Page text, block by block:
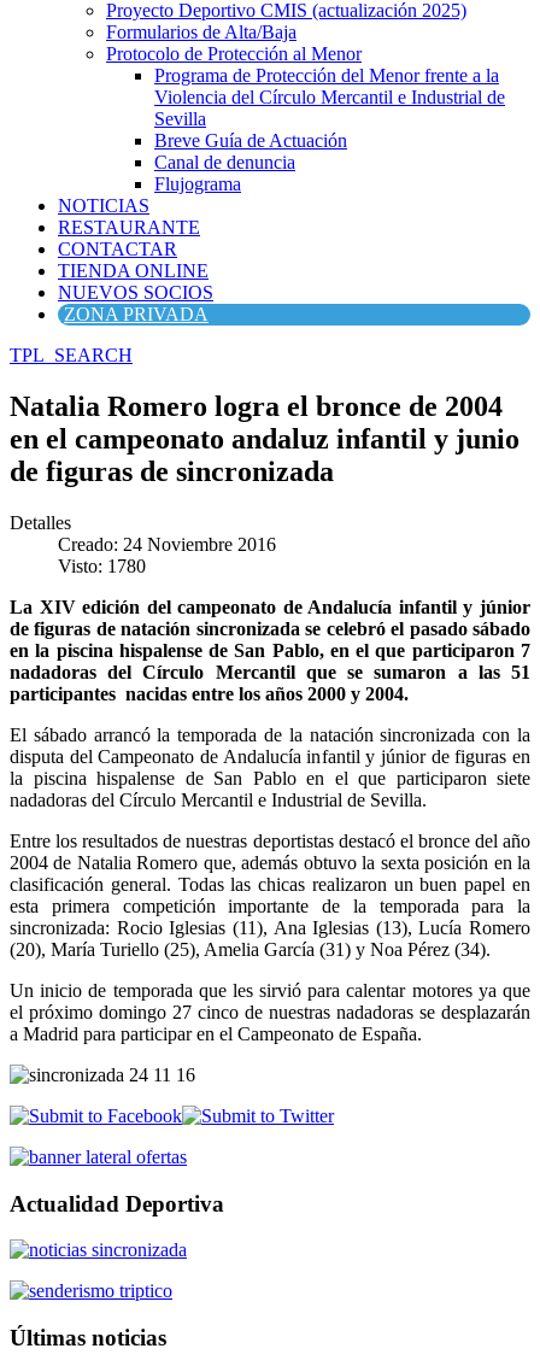
Proyecto Deportivo CMIS (actualización 2025)
Formularios de Alta/Baja
Protocolo de Protección al Menor
Programa de Protección del Menor frente a la
Violencia del Círculo Mercantil e Industrial de
Sevilla
Breve Guía de Actuación
Canal de denuncia
Flujograma
NOTICIAS
RESTAURANTE
CONTACTAR
TIENDA ONLINE
NUEVOS SOCIOS
ZONA PRIVADA
TPL_SEARCH
Natalia Romero logra el bronce de 2004
en el campeonato andaluz infantil y junio
de figuras de sincronizada
Detalles
Creado: 24 Noviembre 2016
Visto: 1780
La XIV edición del campeonato de Andalucía infantil y júnior
de figuras de natación sincronizada se celebró el pasado sábado
en la piscina hispalense de San Pablo, en el que participaron 7
nadadoras del Círculo Mercantil que se sumaron a las 51
participantes nacidas entre los años 2000 y 2004.
El sábado arrancó la temporada de la natación sincronizada con la
disputa del Campeonato de Andalucía infantil y júnior de figuras en
la piscina hispalense de San Pablo en el que participaron siete
nadadoras del Círculo Mercantil e Industrial de Sevilla.
Entre los resultados de nuestras deportistas destacó el bronce del año
2004 de Natalia Romero que, además obtuvo la sexta posición en la
clasificación general. Todas las chicas realizaron un buen papel en
esta primera competición importante de la temporada para la
sincronizada: Rocio Iglesias (11), Ana Iglesias (13), Lucía Romero
(20), María Turiello (25), Amelia García (31) y Noa Pérez (34).
Un inicio de temporada que les sirvió para calentar motores ya que
el próximo domingo 27 cinco de nuestras nadadoras se desplazarán
a Madrid para participar en el Campeonato de España.
Actualidad Deportiva
Últimas noticias